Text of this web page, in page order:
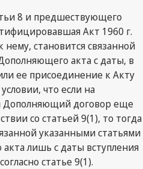
8 и предшествующего
Акт 1960 г.
становится связанной
акта с даты, в
ее присоединение к Акту
что если на
Дополняющий договор еще
со статьей 9(1), то тогда
указанными статьями
лишь с даты вступления
статье 9(1).